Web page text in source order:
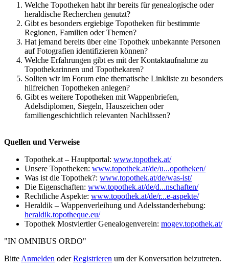
Welche Topotheken habt ihr bereits für genealogische oder
heraldische Recherchen genutzt?
Gibt es besonders ergiebige Topotheken für bestimmte
Regionen, Familien oder Themen?
Hat jemand bereits über eine Topothek unbekannte Personen
auf Fotografien identifizieren können?
Welche Erfahrungen gibt es mit der Kontaktaufnahme zu
Topothekarinnen und Topothekaren?
Sollten wir im Forum eine thematische Linkliste zu besonders
hilfreichen Topotheken anlegen?
Gibt es weitere Topotheken mit Wappenbriefen,
Adelsdiplomen, Siegeln, Hauszeichen oder
familiengeschichtlich relevanten Nachlässen?
Quellen und Verweise
Topothek.at – Hauptportal: www.topothek.at/
Unsere Topotheken: www.topothek.at/de/u...opotheken/
Was ist die Topothek?: www.topothek.at/de/was-ist/
Die Eigenschaften: www.topothek.at/de/d...nschaften/
Rechtliche Aspekte: www.topothek.at/de/r...e-aspekte/
Heraldik – Wappenverleihung und Adelsstanderhebung:
heraldik.topotheque.eu/
Topothek Mostviertler Genealogenverein: mogev.topothek.at/
"IN OMNIBUS ORDO"
Bitte Anmelden oderRegistrieren um der Konversation beizutreten.